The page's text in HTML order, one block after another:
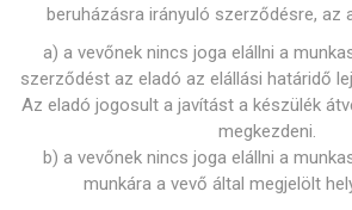
beruházásra irányuló szerződésre, az
a) a vevőnek nincs joga elállni a
szerződést az eladó az elállási határidő
Az eladó jogosult a javítást a készülék
megkezdeni.
b) a vevőnek nincs joga elállni a
munkára a vevő által megjelölt